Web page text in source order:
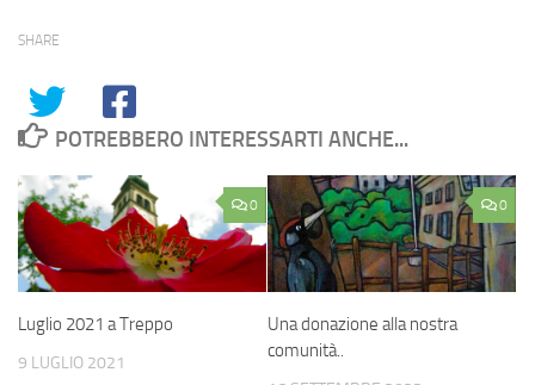
SHARE
POTREBBERO INTERESSARTI ANCHE...
0
Luglio 2021 a Treppo
9 LUGLIO 2021
0
Una donazione alla nostra
comunità..